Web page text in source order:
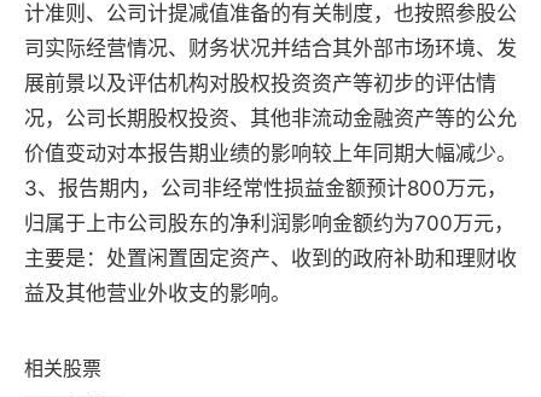
计准则、公司计提减值准备的有关制度，也按照参股公
司实际经营情况、财务状况并结合其外部市场环境、发
展前景以及评估机构对股权投资资产等初步的评估情
况，公司长期股权投资、其他非流动金融资产等的公允
价值变动对本报告期业绩的影响较上年同期大幅减少。
3、报告期内，公司非经常性损益金额预计800万元，
归属于上市公司股东的净利润影响金额约为700万元，
主要是：处置闲置固定资产、收到的政府补助和理财收
益及其他营业外收支的影响。
相关股票